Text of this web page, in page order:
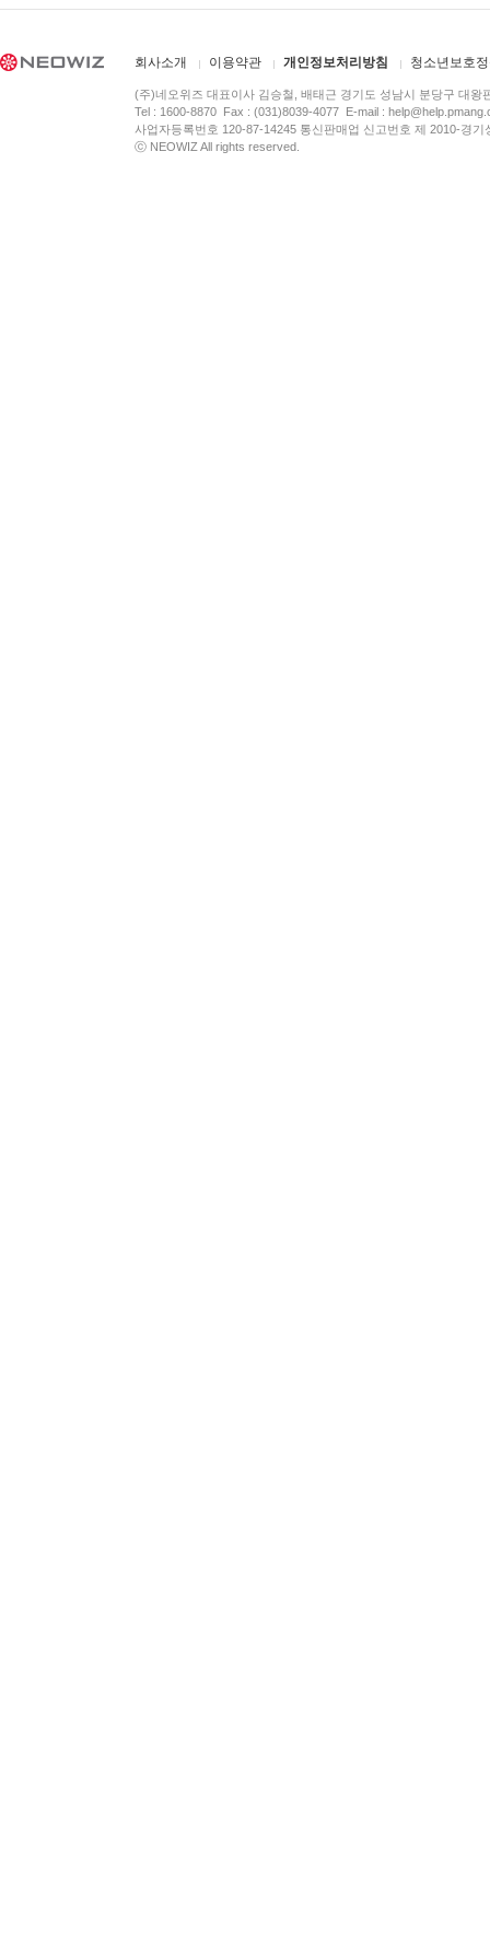
회사소개 이용약관 개인정보처리방침 청소년보호
(주)네오위즈 대표이사 김승철, 배태근 경기도 성남시 분당구 대왕
Tel : 1600-8870 Fax : (031)8039-4077 E-mail :
사업자등록번호 120-87-14245 통신판매업 신고번호 제 2010-경
ⓒ NEOWIZ All rights reserved.